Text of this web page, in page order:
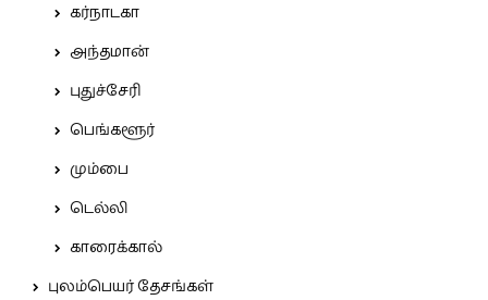
கர்நாடகா
அந்தமான்
புதுச்சேரி
பெங்களூர்
மும்பை
டெல்லி
காரைக்கால்
புலம்பெயர் தேசங்கள்